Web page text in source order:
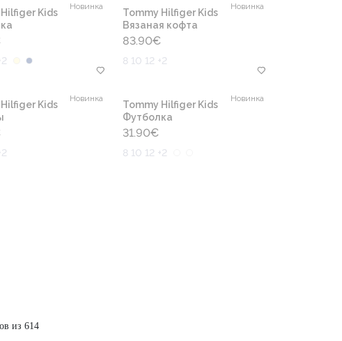
Новинка
Kids
Новинка
Tommy Hilfiger Kids
Вязаная кофта
83.90€
8 10 12 +2
Новинка
Kids
Новинка
Tommy Hilfiger Kids
Футболка
31.90€
8 10 12 +2
из 614